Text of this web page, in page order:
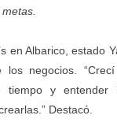
en Albarico, estado
los negocios.
tiempo y
Destacó.